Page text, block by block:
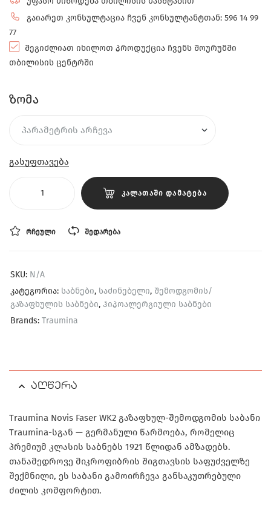
გაიარეთ კონსულტაცია ჩვენ კონსულტანტთან: 596 14 99
77
შეგიძლიათ იხილოთ პროდუქცია ჩვენს შოურუმში
თბილისის ცენტრში
ზომა
გასუფთავება
ᲙᲐᲚᲐᲗᲐᲨᲘ ᲓᲐᲛᲐᲢᲔᲑᲐ
ᲠᲩᲔᲣᲚᲘ ᲨᲔᲓᲐᲠᲔᲑᲐ
SKU: N/A
კატეგორია: საბნები, საძინებელი, შემოდგომის/
გაზაფხულის საბნები, ჰიპოალერგიული საბნები
Brands: Traumina
აღწერა
Traumina Novis Faser WK2 გაზაფხულ-შემოდგომის საბანი
Traumina-სგან — გერმანული წარმოება, რომელიც
პრემიუმ კლასის საბნებს 1921 წლიდან ამზადებს.
თანამედროვე მიკროფიბრის შიგთავსის საფუძველზე
შექმნილი, ეს საბანი გამოირჩევა განსაკუთრებული
ძილის კომფორტით.